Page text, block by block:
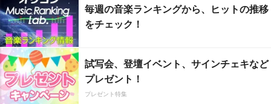
毎週の音楽ランキングから、ヒットの推移
をチェック！
試写会、登壇イベント、サインチェキなど
プレゼント！
プレゼント特集